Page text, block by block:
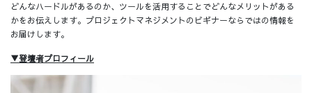
どんなハードルがあるのか、ツールを活用することでどんなメリットがある
かをお伝えします。プロジェクトマネジメントのビギナーならではの情報を
お届けします。
▼登壇者プロフィール